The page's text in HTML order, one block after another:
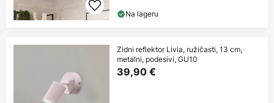
Na lageru
Zidni reflektor Livia, ružičasti, 13 cm,
metalni, podesivi, GU10
39,90 €